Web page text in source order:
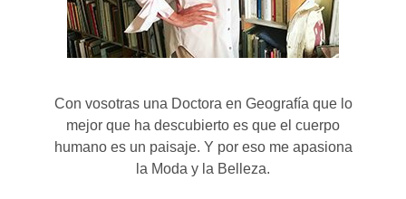
Con vosotras una Doctora en Geografía que lo
mejor que ha descubierto es que el cuerpo
humano es un paisaje. Y por eso me apasiona
la Moda y la Belleza.